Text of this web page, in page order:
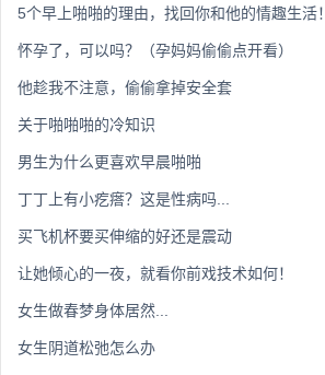
5个早上啪啪的理由，找回你和他的情趣生活！
怀孕了，可以吗？（孕妈妈偷偷点开看）
他趁我不注意，偷偷拿掉安全套
关于啪啪啪的冷知识
男生为什么更喜欢早晨啪啪
丁丁上有小疙瘩？这是性病吗...
买飞机杯要买伸缩的好还是震动
让她倾心的一夜，就看你前戏技术如何！
女生做春梦身体居然...
女生阴道松弛怎么办